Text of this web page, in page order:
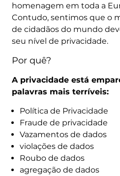
homenagem em toda a
Contudo, sentimos que o
de cidadãos do mundo
seu nível de privacidade.
Por quê?
A privacidade está
palavras mais terríveis:
Política de Privacidade
Fraude de privacidade
Vazamentos de dados
violações de dados
Roubo de dados
agregação de dados